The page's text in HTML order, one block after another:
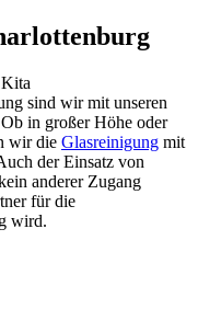
sind wir mit unseren
in großer Höhe oder
wir die Glasreinigung mit
der Einsatz von
anderer Zugang
für die
wird.